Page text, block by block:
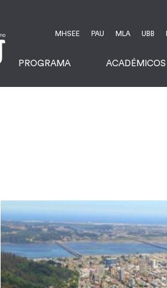
MHSEE PAU MLA UBB
PROGRAMA ACADÉMICOS